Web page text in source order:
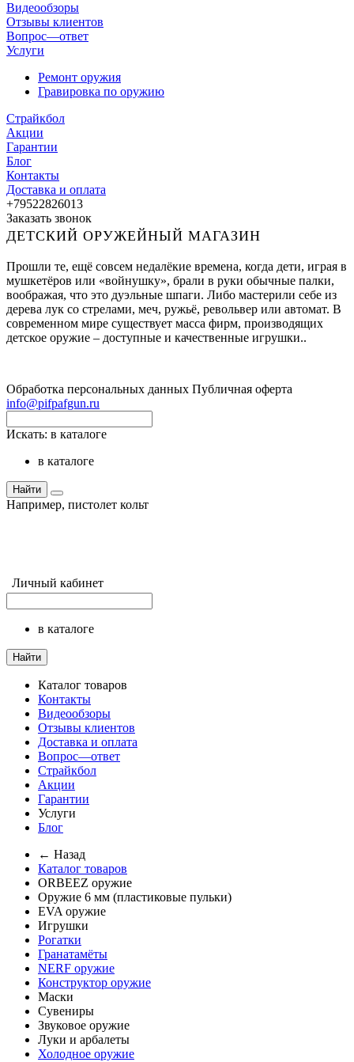
Видеообзоры
Отзывы клиентов
Вопрос—ответ
Услуги
Ремонт оружия
Гравировка по оружию
Страйкбол
Акции
Гарантии
Блог
Контакты
Доставка и оплата
+79522826013
Заказать звонок
ДЕТСКИЙ ОРУЖЕЙНЫЙ МАГАЗИН
Прошли те, ещё совсем недалёкие времена, когда дети, играя в
мушкетёров или «войнушку», брали в руки обычные палки,
воображая, что это дуэльные шпаги. Либо мастерили себе из
дерева лук со стрелами, меч, ружьё, револьвер или автомат. В
современном мире существует масса фирм, производящих
детское оружие – доступные и качественные игрушки..
Обработка персональных данных Публичная оферта
info@pifpafgun.ru
Искать: в каталоге
в каталоге
Найти
Например, пистолет кольт
Личный кабинет
в каталоге
Найти
Каталог товаров
Контакты
Видеообзоры
Отзывы клиентов
Доставка и оплата
Вопрос—ответ
Страйкбол
Акции
Гарантии
Услуги
Блог
← Назад
Каталог товаров
ORBEEZ оружие
Оружие 6 мм (пластиковые пульки)
EVA оружие
Игрушки
Рогатки
Гранатамёты
NERF оружие
Конструктор оружие
Маски
Сувениры
Звуковое оружие
Луки и арбалеты
Холодное оружие